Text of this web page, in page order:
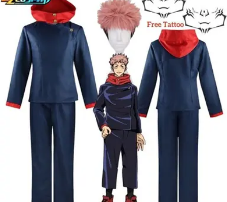
Disfraces Halloween
Listas y ConsejosGuías y
TutorialesTendenciasComparativosDisfraces Clásicos
Disfraces Halloween